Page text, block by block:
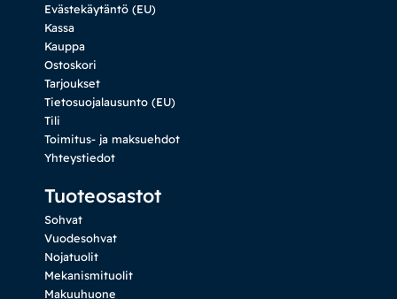
Evästekäytäntö (EU)
Kassa
Kauppa
Ostoskori
Tarjoukset
Tietosuojalausunto (EU)
Tili
Toimitus- ja maksuehdot
Yhteystiedot
Tuoteosastot
Sohvat
Vuodesohvat
Nojatuolit
Mekanismituolit
Makuuhuone